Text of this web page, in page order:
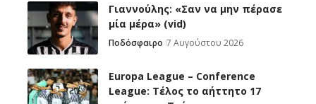
Γιαννούλης: «Σαν να μην πέρασε
μία μέρα» (vid)
Ποδόσφαιρο 7 Αυγούστου 2026
Europa League – Conference
League: Τέλος το αήττητο 17